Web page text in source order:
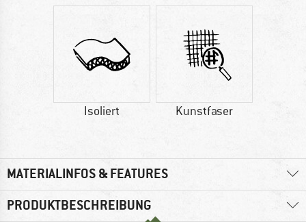
Isoliert Kunstfaser
MATERIALINFOS & FEATURES
PRODUKTBESCHREIBUNG